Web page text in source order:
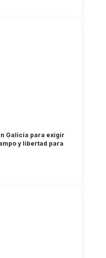
Galicia para exigir
y libertad para